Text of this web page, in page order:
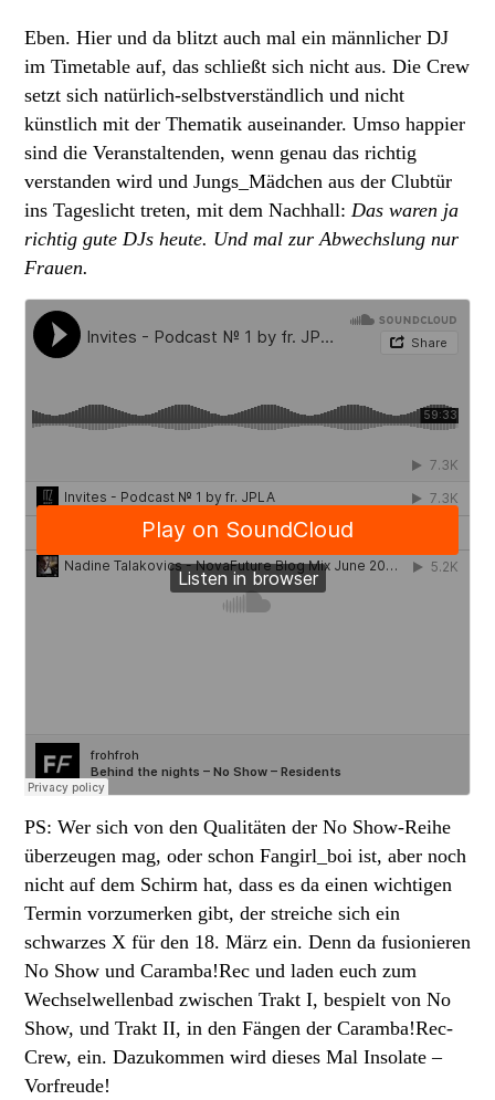
Eben. Hier und da blitzt auch mal ein männlicher DJ
im Timetable auf, das schließt sich nicht aus. Die Crew
setzt sich natürlich-selbstverständlich und nicht
künstlich mit der Thematik auseinander. Umso happier
sind die Veranstaltenden, wenn genau das richtig
verstanden wird und Jungs_Mädchen aus der Clubtür
ins Tageslicht treten, mit dem Nachhall: Das waren ja
richtig gute DJs heute. Und mal zur Abwechslung nur
Frauen.
PS: Wer sich von den Qualitäten der No Show-Reihe
überzeugen mag, oder schon Fangirl_boi ist, aber noch
nicht auf dem Schirm hat, dass es da einen wichtigen
Termin vorzumerken gibt, der streiche sich ein
schwarzes X für den 18. März ein. Denn da fusionieren
No Show und Caramba!Rec und laden euch zum
Wechselwellenbad zwischen Trakt I, bespielt von No
Show, und Trakt II, in den Fängen der Caramba!Rec-
Crew, ein. Dazukommen wird dieses Mal Insolate –
Vorfreude!